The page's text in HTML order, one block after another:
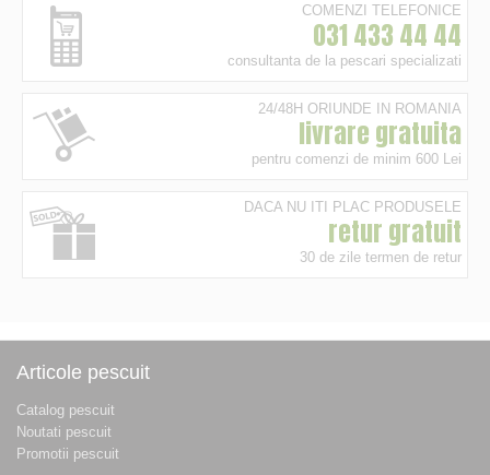
COMENZI TELEFONICE
031 433 44 44
consultanta de la pescari specializati
24/48H ORIUNDE IN ROMANIA
livrare gratuita
pentru comenzi de minim 600 Lei
DACA NU ITI PLAC PRODUSELE
retur gratuit
30 de zile termen de retur
Articole pescuit
Catalog pescuit
Noutati pescuit
Promotii pescuit